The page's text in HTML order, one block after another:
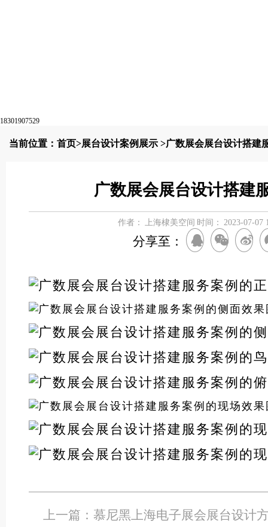
18301907529
当前位置： 首页>展台设计案例展示>广数展会展台设计搭建
广数展会展台设计搭建
作者： 上海棣美空间 时间： 2023-07-07
分享至：
上一篇： 慕尼黑上海电子展会展台设计